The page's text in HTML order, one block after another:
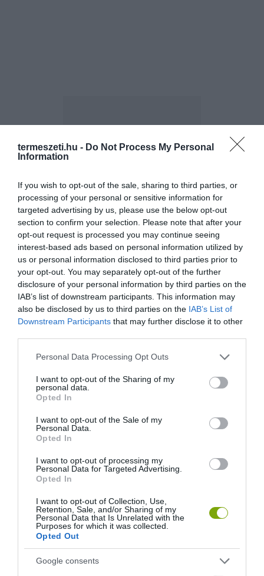
termeszeti.hu - Do Not Process My Personal
Information
If you wish to opt-out of the sale, sharing to third parties, or
processing of your personal or sensitive information for
targeted advertising by us, please use the below opt-out
section to confirm your selection. Please note that after your
opt-out request is processed you may continue seeing
interest-based ads based on personal information utilized by
us or personal information disclosed to third parties prior to
your opt-out. You may separately opt-out of the further
disclosure of your personal information by third parties on the
IAB’s list of downstream participants. This information may
also be disclosed by us to third parties on the IAB’s List of
Downstream Participants that may further disclose it to other
Please note that this website/app uses one or more Google
not limited to your visit or usage behaviour. You may click to
grant or deny consent to Google and its third-party tags to
use your data for below specified purposes in below Google
consent section.
Personal Data Processing Opt Outs
I want to opt-out of the Sharing of my
personal data.
Opted In
I want to opt-out of the Sale of my
Personal Data.
Opted In
I want to opt-out of processing my
Personal Data for Targeted Advertising.
Opted In
I want to opt-out of Collection, Use,
Retention, Sale, and/or Sharing of my
Personal Data that Is Unrelated with the
Purposes for which it was collected.
Opted Out
Google consents
14 PÉNZTÁRCABARÁT ÖTLET A KERTBE, AMI ÚGY FEST, MINTHA
PROFI KERTÉPÍTŐK MUNKÁJA LENNE
KÖVETKEZŐ CIKK
A MADARAK VÉDELME ÉRDEKÉBEN ÁPRILISTÓL TILOS LESZ
LEVERNI A FECSKEFÉSZKEKET!
HASONLÓ ÉRDEKESSÉGEK
HŐKUPOLA MAGYARORSZÁG
FELETT: MI EZ A LÁTHATATLAN
ALATTA A TERMÉSZETTEL?
2026-08-03
NEM CSAK A RITKASÁGOK
PILLANGÓK CSENDES
ELTŰNÉSE A NAGYOBB
VÉSZJEL